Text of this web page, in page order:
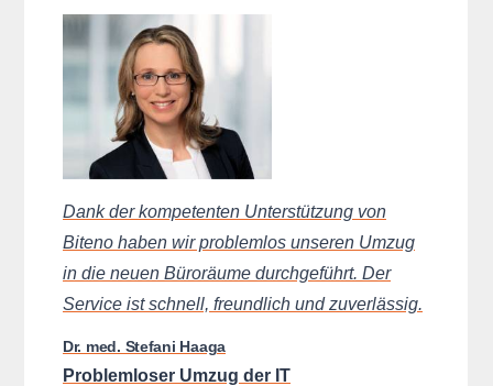
Dank der kompetenten Unterstützung von
Biteno haben wir problemlos unseren Umzug
in die neuen Büroräume durchgeführt. Der
Service ist schnell, freundlich und zuverlässig.
Dr. med. Stefani Haaga
Problemloser Umzug der IT